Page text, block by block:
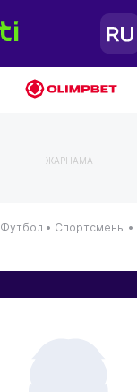
ЖАРНАМА
Футбол • Спортсмены •